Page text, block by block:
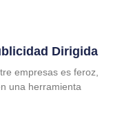
Dirigida
empresas es feroz,
una herramienta